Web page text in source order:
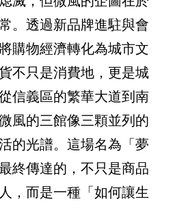
。透過新品牌進駐與會
購物經濟轉化為城市文
不只是消費地，更是城
信義區的繁華大道到南
風的三館像三顆並列的
的光譜。這場名為「夢
終傳達的，不只是商品
，而是一種「如何讓生